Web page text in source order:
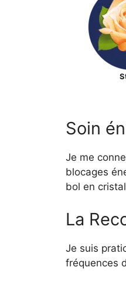
Soin
Je me
blocages
bol en
La
Je suis
fréquences